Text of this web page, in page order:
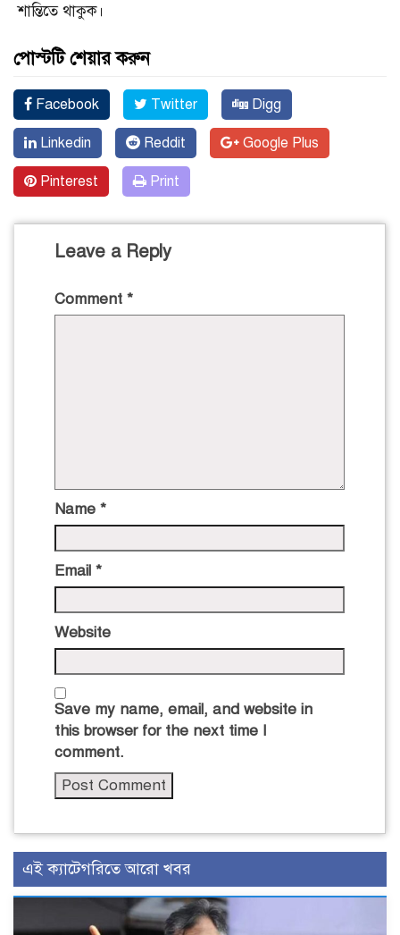
শান্তিতে থাকুক।
পোস্টটি শেয়ার করুন
Facebook Twitter Digg
Linkedin Reddit Google Plus
Pinterest Print
Leave a Reply
Comment *
Name *
Email *
Website
Save my name, email, and website in
this browser for the next time I
comment.
এই ক্যাটেগরিতে আরো খবর